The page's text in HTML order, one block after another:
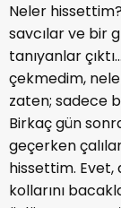
Neler
savcılar ve bir
tanıyanlar
çekmedim,
zaten; sadece
Birkaç gün
geçerken
hissettim. Evet,
kollarını